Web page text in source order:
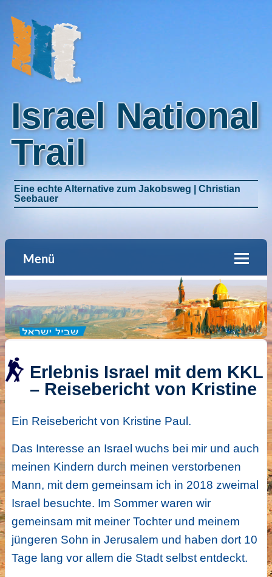
Israel National
Trail
Eine echte Alternative zum Jakobsweg | Christian
Seebauer
Menü
Erlebnis Israel mit dem KKL
– Reisebericht von Kristine
Ein Reisebericht von Kristine Paul.
Das Interesse an Israel wuchs bei mir und auch
meinen Kindern durch meinen verstorbenen
Mann, mit dem gemeinsam ich in 2018 zweimal
Israel besuchte. Im Sommer waren wir
gemeinsam mit meiner Tochter und meinem
jüngeren Sohn in Jerusalem und haben dort 10
Tage lang vor allem die Stadt selbst entdeckt.